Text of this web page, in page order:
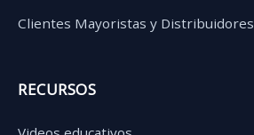
Clientes Mayoristas y Distribuidores
RECURSOS